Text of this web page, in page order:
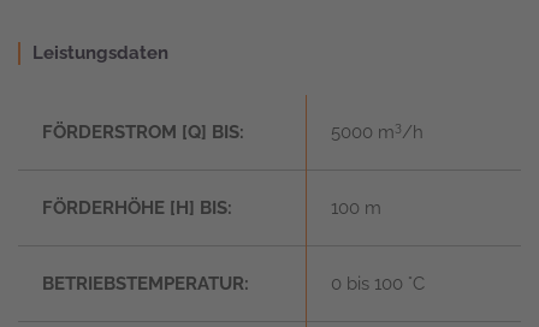
Leistungsdaten
FÖRDERSTROM [Q] BIS: 5000 m3/h
FÖRDERHÖHE [H] BIS: 100 m
BETRIEBSTEMPERATUR: 0 bis 100 °C